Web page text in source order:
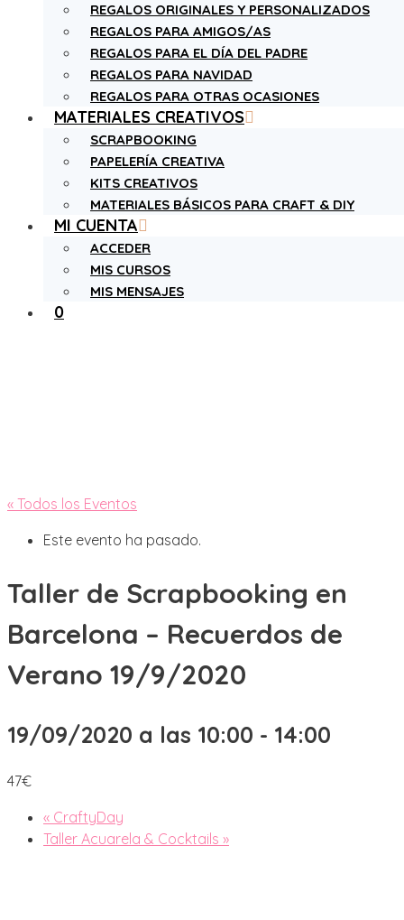
REGALOS ORIGINALES Y PERSONALIZADOS
REGALOS PARA AMIGOS/AS
REGALOS PARA EL DÍA DEL PADRE
REGALOS PARA NAVIDAD
REGALOS PARA OTRAS OCASIONES
MATERIALES CREATIVOS
SCRAPBOOKING
PAPELERÍA CREATIVA
KITS CREATIVOS
MATERIALES BÁSICOS PARA CRAFT & DIY
MI CUENTA
ACCEDER
MIS CURSOS
MIS MENSAJES
0
« Todos los Eventos
Este evento ha pasado.
Taller de Scrapbooking en
Barcelona – Recuerdos de
Verano 19/9/2020
19/09/2020 a las 10:00 - 14:00
47€
« CraftyDay
Taller Acuarela & Cocktails »